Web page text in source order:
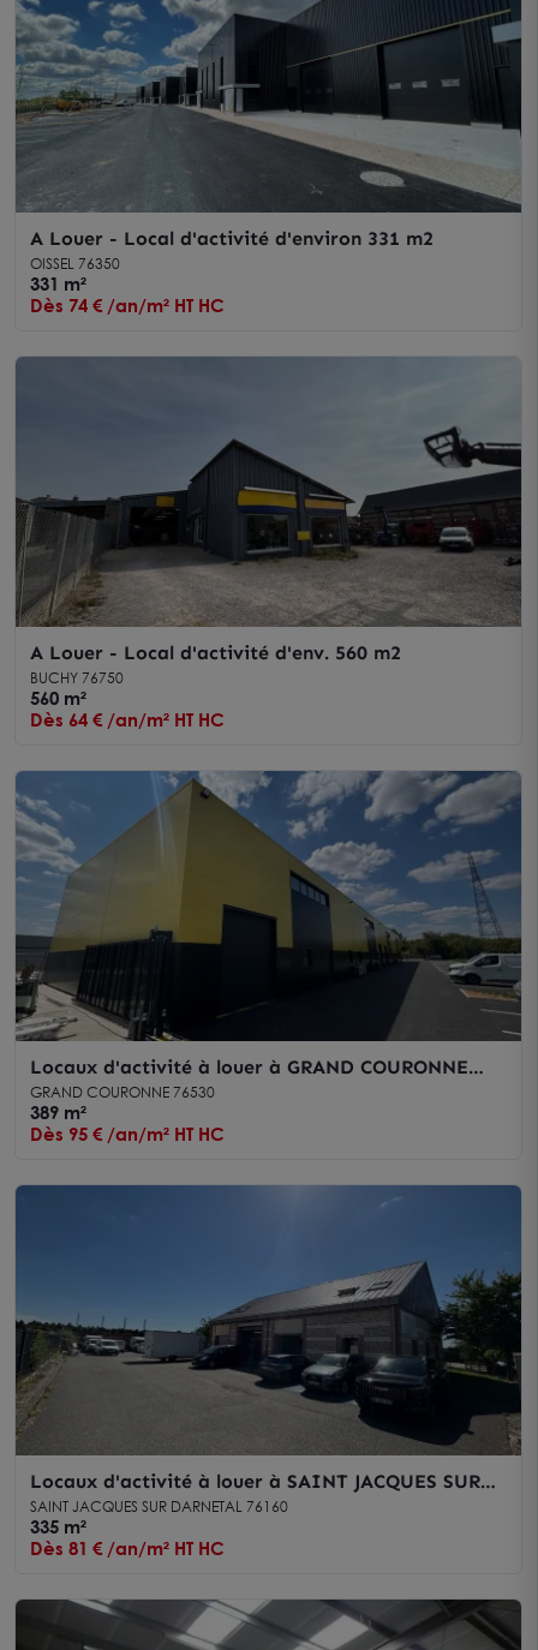
A Louer - Local d'activité d'environ 331 m2
OISSEL 76350
331 m²
Dès 74 € /an/m² HT HC
A Louer - Local d'activité d'env. 560 m2
BUCHY 76750
560 m²
Dès 64 € /an/m² HT HC
Locaux d'activité à louer à GRAND COURONNE
76530
GRAND COURONNE 76530
389 m²
Dès 95 € /an/m² HT HC
Locaux d'activité à louer à SAINT JACQUES SUR
DARNETAL 76160
SAINT JACQUES SUR DARNETAL 76160
335 m²
Dès 81 € /an/m² HT HC